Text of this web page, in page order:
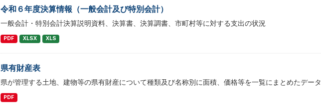
令和６年度決算情報（一般会計及び特別会計）
一般会計・特別会計決算説明資料、決算書、決算調書、市町村等に対する支出の状況
PDF XLSX XLS
県有財産表
県が管理する土地、建物等の県有財産について種類及び名称別に面積、価格等を一覧にまとめたデータ
PDF